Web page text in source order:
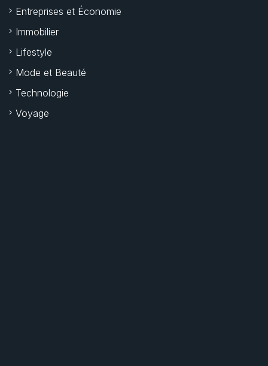
Entreprises et Économie
Immobilier
Lifestyle
Mode et Beauté
Technologie
Voyage